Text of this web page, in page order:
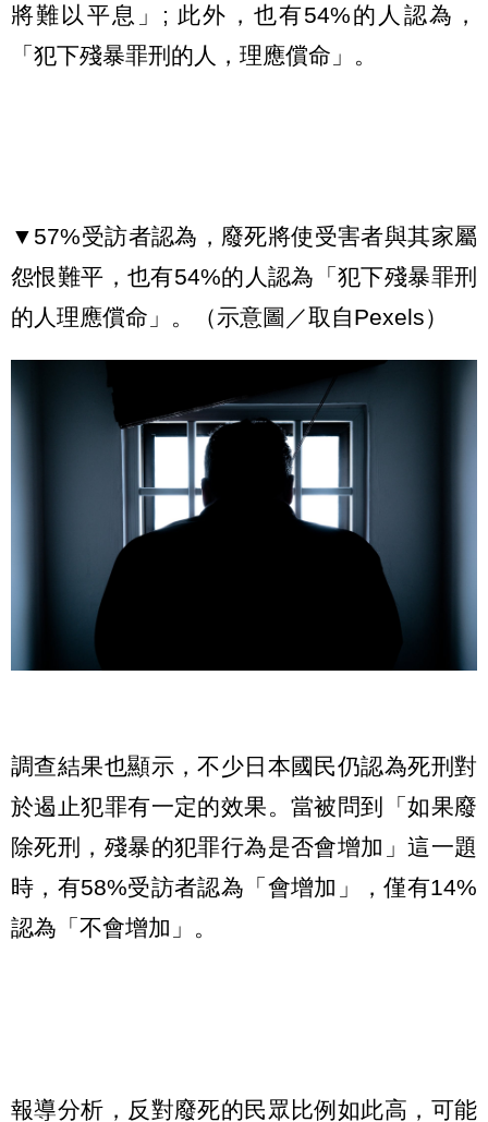
將難以平息」; 此外，也有54%的人認為，
「犯下殘暴罪刑的人，理應償命」。
▼57%受訪者認為，廢死將使受害者與其家屬
怨恨難平，也有54%的人認為「犯下殘暴罪刑
的人理應償命」。（示意圖／取自Pexels）
調查結果也顯示，不少日本國民仍認為死刑對
於遏止犯罪有一定的效果。當被問到「如果廢
除死刑，殘暴的犯罪行為是否會增加」這一題
時，有58%受訪者認為「會增加」，僅有14%
認為「不會增加」。
報導分析，反對廢死的民眾比例如此高，可能